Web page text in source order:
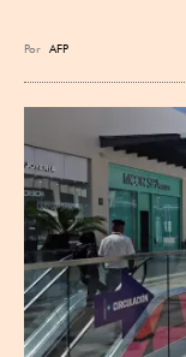
Por AFP